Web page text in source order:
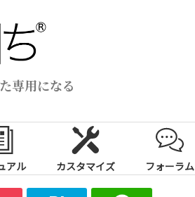
専用になる
アル カスタマイズ フォーラム